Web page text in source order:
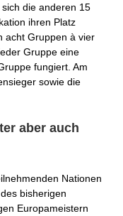
die anderen 15
ihren Platz
acht Gruppen à vier
Gruppe eine
fungiert. Am
sowie die
aber auch
Nationen
bisherigen
Europameistern